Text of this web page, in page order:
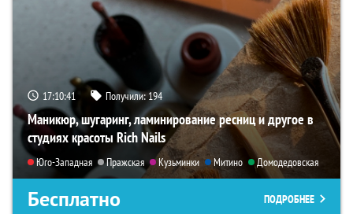
17:10:40 Получили:194
Маникюр, шугаринг, ламинирование ресниц и другое в
студиях красоты Rich Nails
Юго-Западная Пражская Кузьминки Митино Домодедовская
Бесплатно ПОДРОБНЕЕ